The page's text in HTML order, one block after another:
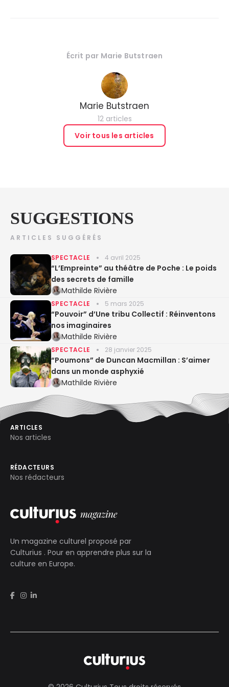
Écrit par Marie Butstraen
Marie Butstraen
12 articles
Voir tous les articles
SUGGESTIONS
ARTICLES SUGGÉRÉS
SPECTACLE 4 avril 2025
“L’Empreinte” au théâtre de Poche : Le poids
des secrets de famille
Mathilde Rivière
SPECTACLE 5 mars 2025
“Pouvoir” d’Une tribu Collectif : Réinventons
nos imaginaires
Mathilde Rivière
SPECTACLE 28 janvier 2025
“Poumons” de Duncan Macmillan : S’aimer
dans un monde asphyxié
Mathilde Rivière
Un magazine culturel proposé par
Culturius . Pour en apprendre plus sur la
culture en Europe.
ARTICLES
Nos articles
RÉDACTEURS
Nos rédacteurs